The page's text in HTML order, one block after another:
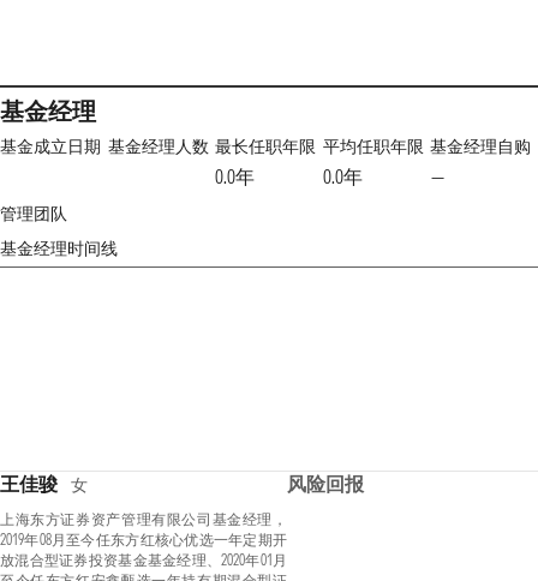
基金经理
基金成立日期 基金经理人数 最长任职年限
0.0年
平均任职年限
0.0年
基金经理自购
—
管理团队
基金经理时间线
王佳骏 女
上海东方证券资产管理有限公司基金经理，
2019年08月至今任东方红核心优选一年定期开
放混合型证券投资基金基金经理、2020年01月
风险回报